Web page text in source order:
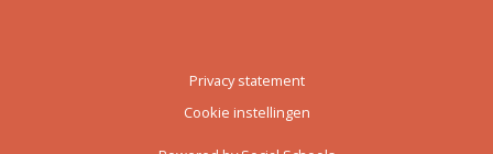
Privacy statement
Cookie instellingen